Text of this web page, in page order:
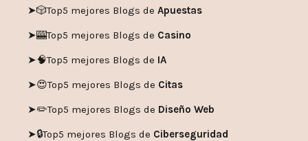
➤🎲Top5 mejores Blogs de Apuestas
➤🎰Top5 mejores Blogs de Casino
➤🧠Top5 mejores Blogs de IA
➤😍Top5 mejores Blogs de Citas
➤✏️Top5 mejores Blogs de Diseño Web
➤🔒Top5 mejores Blogs de Ciberseguridad